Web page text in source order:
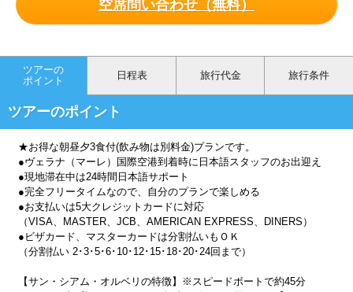
空席問い合わせ（無料）
ツアーの
ポイント
日程表 旅行代金 旅行条件
ツアーのポイント
★お得な朝昼夕3食付(飲み物は別料金)プランです。
●ヴェラナ（マーレ）国際空港到着時に日本語スタッフのお出迎え
●現地滞在中は24時間日本語サポート
●完全フリータイムなので、自分のプランで楽しめる
●お支払いは5大クレジットカードに対応
（VISA、MASTER、JCB、AMERICAN EXPRESS、DINERS）
●ビザカード、マスターカードは分割払いもＯＫ
（分割払い 2･3･5･6･10･12･15･18･20･24回まで）
【サン・シアム・オルベリの特徴】※スピードボートで約45分